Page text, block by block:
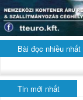
Bài đọc nhiều nhất
Tin mới nhất